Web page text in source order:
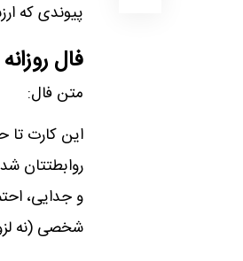
پیوندی که
فال
متن فال:
این کارت
روابطتتان
و جدایی،
شخصی (نه